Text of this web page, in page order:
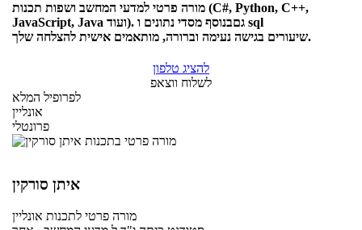
מורה פרטי למדעי המחשב ושפות תכנות (C#, Python, C++,
JavaScript, Java ועוד). גםבנוסף מסדי נתונים ו sql
שיעורים בגישה נעימה וברורה, מותאמים אישית להצלחה שלך.
להציג טלפון
לשלוח ווצאפ
לפרופיל המלא
אונליין
פרונטלי
איתן סורקין
מורה פרטי לתכנות אונליין